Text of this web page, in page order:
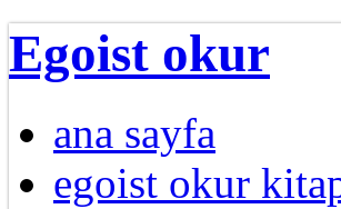
Egoist okur
ana sayfa
egoist okur